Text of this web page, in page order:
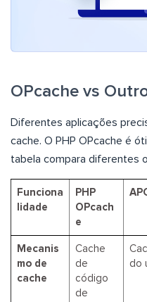
OPcache vs
Diferentes aplicações
cache. O PHP OPcache é
tabela compara diferentes
Funciona
lidade
PHP
OPcach
e
Mecanis
mo de
cache
Cache
de
código
de
do